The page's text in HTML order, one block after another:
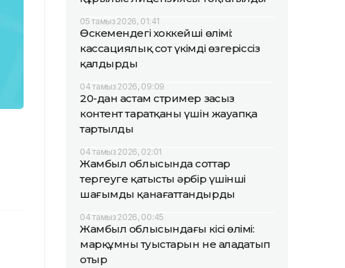
05 тамыз 2026, 01:41
Өскемендегі хоккейші өлімі:
кассациялық сот үкімді өзгеріссіз
қалдырды
04 тамыз 2026, 09:09
20-дан астам стример заңсыз
контент таратқаны үшін жауапқа
тартылды
04 тамыз 2026, 02:01
Жамбыл облысында соттар
тергеуге қатысты әрбір үшінші
шағымды қанағаттандырды
04 тамыз 2026, 00:45
Жамбыл облысындағы кісі өлімі:
марқұмның туыстарын не алаңдатып
отыр